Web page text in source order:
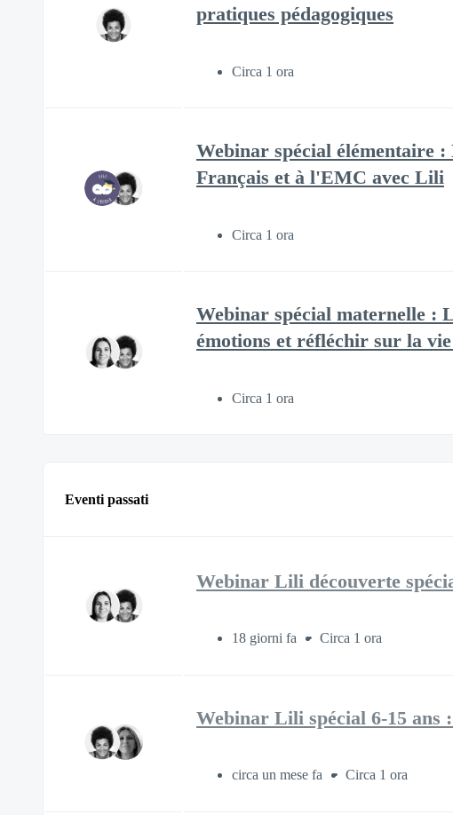
pratiques pédagogiques
Circa 1 ora
Webinar spécial élémentaire
Français et à l'EMC avec Lili
Circa 1 ora
Webinar spécial maternelle :
émotions et réfléchir sur la
Circa 1 ora
Eventi passati
Webinar Lili découverte
18 giorni fa Circa 1 ora
Webinar Lili spécial 6-15 ans
circa un mese fa Circa 1 ora